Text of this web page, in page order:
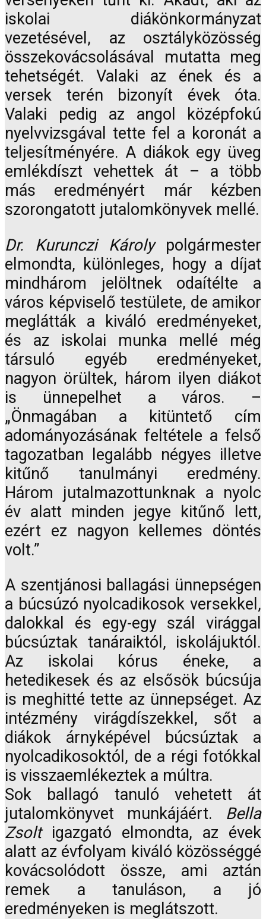
iskolai diákönkormányzat
vezetésével, az osztályközösség
összekovácsolásával mutatta meg
tehetségét. Valaki az ének és a
versek terén bizonyít évek óta.
Valaki pedig az angol középfokú
nyelvvizsgával tette fel a koronát a
teljesítményére. A diákok egy üveg
emlékdíszt vehettek át – a több
más eredményért már kézben
szorongatott jutalomkönyvek mellé.
Dr. Kurunczi Károly polgármester
elmondta, különleges, hogy a díjat
mindhárom jelöltnek odaítélte a
város képviselő testülete, de amikor
meglátták a kiváló eredményeket,
és az iskolai munka mellé még
társuló egyéb eredményeket,
nagyon örültek, három ilyen diákot
is ünnepelhet a város. –
„Önmagában a kitüntető cím
adományozásának feltétele a felső
tagozatban legalább négyes illetve
kitűnő tanulmányi eredmény.
Három jutalmazottunknak a nyolc
év alatt minden jegye kitűnő lett,
ezért ez nagyon kellemes döntés
volt.”
A szentjánosi ballagási ünnepségen
a búcsúzó nyolcadikosok versekkel,
dalokkal és egy-egy szál virággal
búcsúztak tanáraiktól, iskolájuktól.
Az iskolai kórus éneke, a
hetedikesek és az elsősök búcsúja
is meghitté tette az ünnepséget. Az
intézmény virágdíszekkel, sőt a
diákok árnyképével búcsúztak a
nyolcadikosoktól, de a régi fotókkal
is visszaemlékeztek a múltra.
Sok ballagó tanuló vehetett át
jutalomkönyvet munkájáért. Bella
Zsolt igazgató elmondta, az évek
alatt az évfolyam kiváló közösséggé
kovácsolódott össze, ami aztán
remek a tanuláson, a jó
eredményeken is meglátszott.